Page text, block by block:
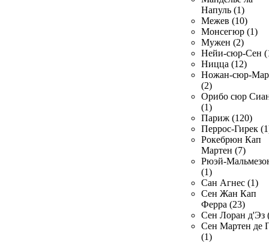
Напуль (1)
Межев (10)
Монсегюр (1)
Мужен (2)
Нейи-сюр-Сен
Ницца (12)
Ножан-сюр-
(2)
Орибо сюр
(1)
Париж (120)
Перрос-Гирек
Рокебрюн Кап
Мартен (7)
Рюэй-
(1)
Сан Агнес (1)
Сен Жан Кап
Ферра (23)
Сен Лоран д'Эз
Сен Мартен де
(1)